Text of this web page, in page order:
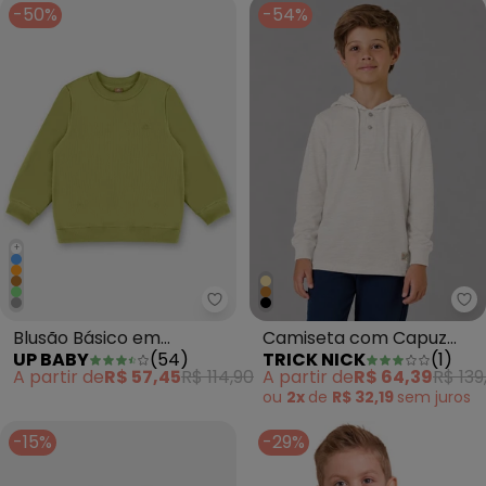
-50%
+
Up Baby - Blusão Básico em
Blusão Básico em
Moletom Menino Verde
UP BABY (54)
A partir deR$ 57,45R$ 114,90
-54%
Camiseta com Capuz
Masculina Flamé Bege
TRICK NICK (1)
A partir deR$ 64,39R$
ou 2x de R$ 32,19 sem juros
-15% -29%